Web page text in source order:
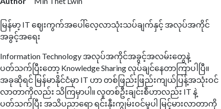
မြန်မာ့ IT ဈေးကွက်အပေါ်လေ့လာသုံးသပ်ချက်နှင့် အလုပ်အကိုင်
အခွင့်အရေး
Information Technology အလုပ်အကိုင်အခွင့်အလမ်းတွေနဲ့
ပတ်သက်ပြီးတော့ Knowledge Sharing လုပ်ချင်နေတာကြာပါပြီ။
အခုဆိုရင် မြန်မာနိုင်ငံမှာ IT ဟာ တစ်ဖြည်းဖြည်းကျယ်ပြန့်အသုံးဝင်
လာတာကိုလည်း သိကြမှာပါ။ လူတစ်ဦးချင်းစီဟာလည်း IT နဲ့
ပတ်သက်ပြီး အသိပညာရော ရင်းနှီးကျွမ်းဝင်မှုပါ မြင့်မားလာတာကို